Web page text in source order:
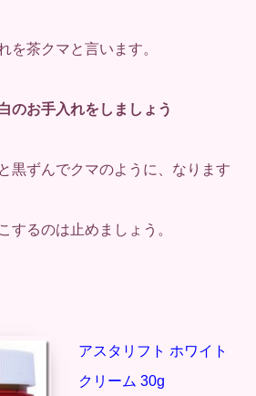
を茶クマと言います。
のお手入れをしましょう
黒ずんでクマのように、なります
するのは止めましょう。
アスタリフト ホワイト
クリーム 30g